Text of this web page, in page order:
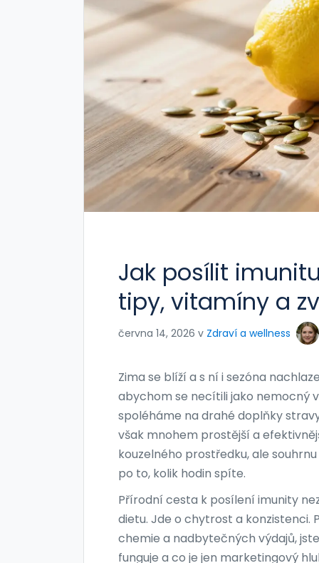
Jak posílit
tipy, vitamíny a
června 14, 2026 v Zdraví a wellness
Zima se blíží a s ní i sezóna
abychom se necítili jako nemocný
spoléháme na drahé doplňky
však mnohem prostější a
kouzelného prostředku, ale
po to, kolik hodin spíte.
Přírodní cesta k posílení imunity
dietu. Jde o chytrost a konzistenci.
chemie a nadbytečných výdajů,
funguje a co je jen marketingový